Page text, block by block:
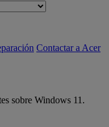
Contactar a Acer
sobre Windows 11.